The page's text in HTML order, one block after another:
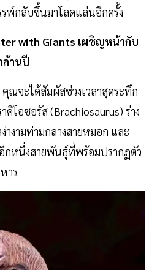
รพ์กลับขึ้นมาโลดแล่นอีกครั้ง
with Giants เผชิญหน้ากับ
ล้านปี
ณจะได้สัมผัสช่วงเวลาสุดระทึก
โอซอรัส (Brachiosaurus) ร่าง
งามท่ามกลางสายหมอก และ
กหนึ่งสายพันธุ์ที่พร้อมปรากฏตัว
าร